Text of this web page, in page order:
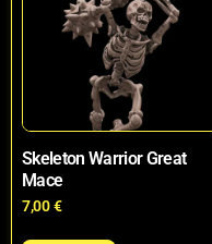
Skeleton Warrior Great
Mace
7,00€